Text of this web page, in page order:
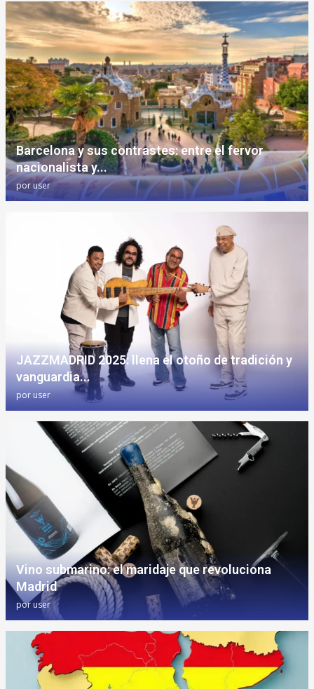
Barcelona y sus contrastes: entre el fervor
nacionalista y...
por user
JAZZMADRID 2025: llena el otoño de tradición y
vanguardia...
poruser
Vino submarino: el maridaje que revoluciona
Madrid
por user